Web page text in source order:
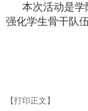
本次活动是学
强化学生骨干队
【打印正文】